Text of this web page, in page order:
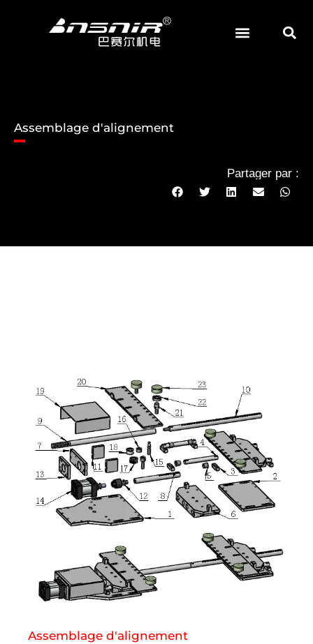
Assemblage d'alignement
Partager par :
Assemblage d'alignement